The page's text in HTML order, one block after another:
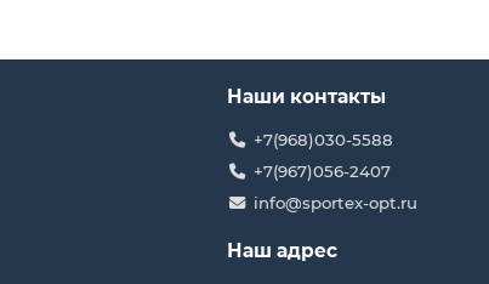
Наши контакты
+7(968)030-5588
+7(967)056-2407
info@sportex-opt.ru
Наш адрес